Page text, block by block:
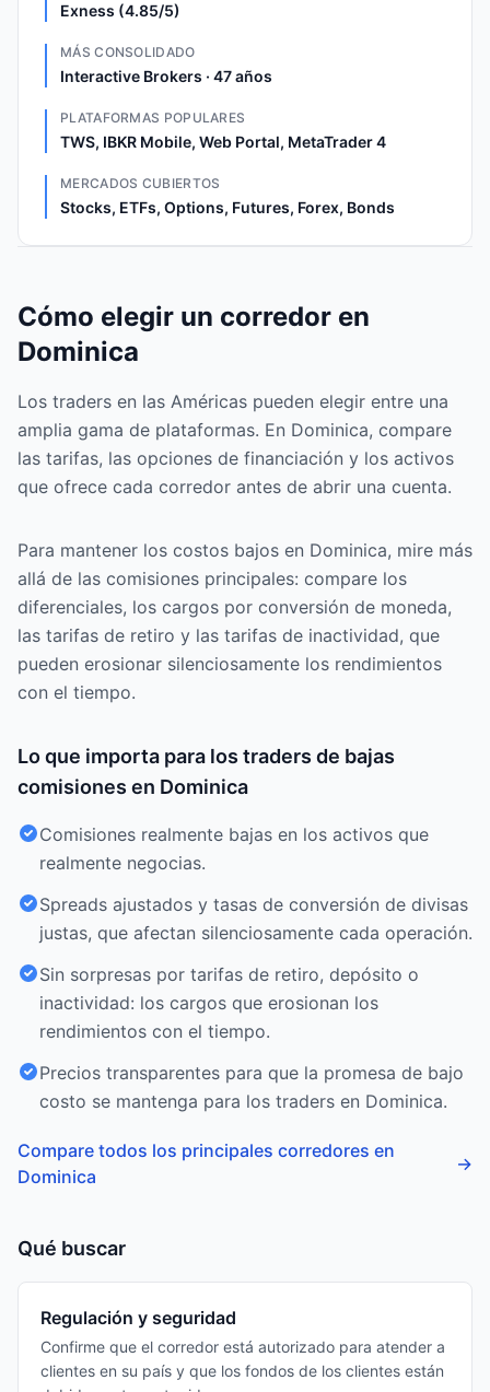
Exness (4.85/5)
MÁS CONSOLIDADO
Interactive Brokers · 47 años
PLATAFORMAS POPULARES
TWS, IBKR Mobile, Web Portal, MetaTrader 4
MERCADOS CUBIERTOS
Stocks, ETFs, Options, Futures, Forex, Bonds
Cómo elegir un corredor en
Dominica
Los traders en las Américas pueden elegir entre una
amplia gama de plataformas. En Dominica, compare
las tarifas, las opciones de financiación y los activos
que ofrece cada corredor antes de abrir una cuenta.
Para mantener los costos bajos en Dominica, mire más
allá de las comisiones principales: compare los
diferenciales, los cargos por conversión de moneda,
las tarifas de retiro y las tarifas de inactividad, que
pueden erosionar silenciosamente los rendimientos
con el tiempo.
Lo que importa para los traders de bajas
comisiones en Dominica
Comisiones realmente bajas en los activos que
realmente negocias.
Spreads ajustados y tasas de conversión de divisas
justas, que afectan silenciosamente cada operación.
Sin sorpresas por tarifas de retiro, depósito o
inactividad: los cargos que erosionan los
rendimientos con el tiempo.
Precios transparentes para que la promesa de bajo
costo se mantenga para los traders en Dominica.
Compare todos los principales corredores en
Dominica
→
Qué buscar
Regulación y seguridad
Confirme que el corredor está autorizado para atender a
clientes en su país y que los fondos de los clientes están